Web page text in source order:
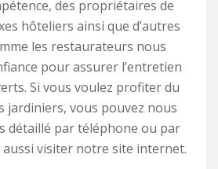
des propriétaires de
hôteliers ainsi que d’autres
les restaurateurs nous
pour assurer l’entretien
Si vous voulez profiter du
jardiniers, vous pouvez nous
détaillé par téléphone ou par
aussi visiter notre site internet.